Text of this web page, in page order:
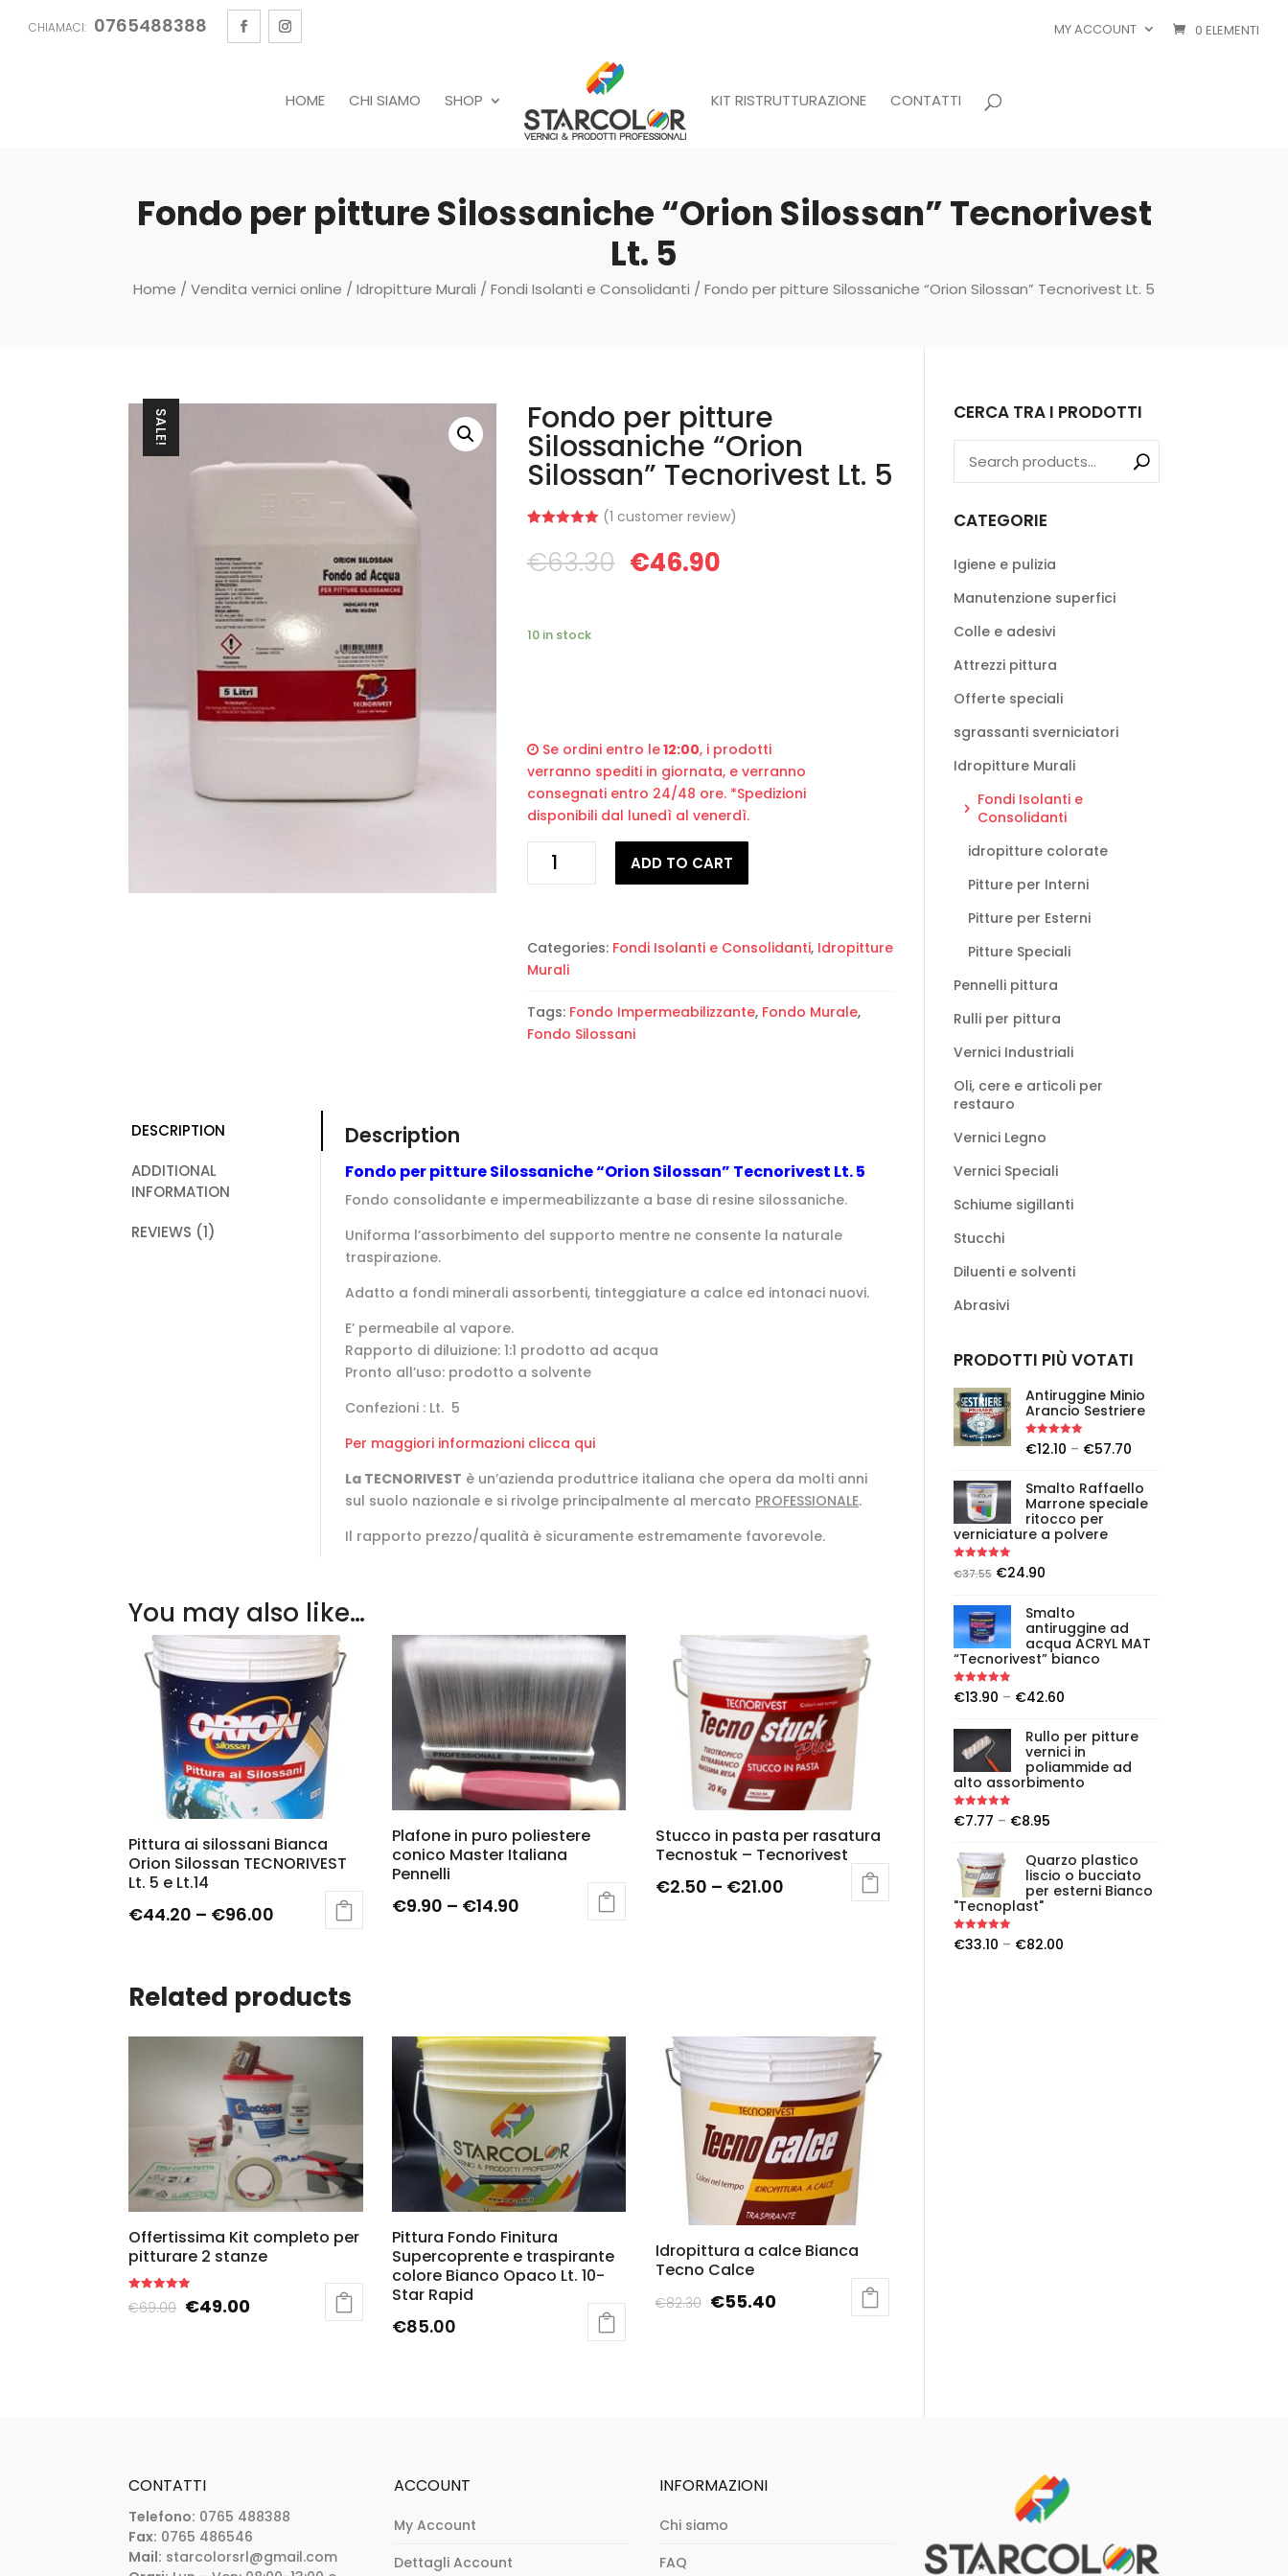
CHIAMACI: 0765488388 MY ACCOUNT 0 ELEMENTI
HOME CHI SIAMO SHOP KIT RISTRUTTURAZIONE CONTATTI
Fondo per pitture Silossaniche “Orion Silossan” Tecnorivest
Lt. 5
Home / Vendita vernici online / Idropitture Murali / Fondi Isolanti e Consolidanti / Fondo per pitture Silossaniche “Orion Silossan” Tecnorivest Lt. 5
SALE! Fondo per pitture
Silossaniche “Orion
Silossan” Tecnorivest Lt. 5
out of 5
based on
(1 customer review)
€63.30 €46.90
10 in stock
Se ordini entro le12:00, i prodotti
verranno spediti in giornata, e verranno
consegnati entro 24/48 ore. *Spedizioni
disponibili dal lunedì al venerdì.
Fondo
"Orion
Silossan"
Lt.
5
ADD TO CART
Categories: Fondi Isolanti e Consolidanti, Idropitture
Murali
Tags: Fondo Impermeabilizzante, Fondo Murale,
Fondo Silossani
DESCRIPTION
ADDITIONAL
INFORMATION
REVIEWS (1)
Description
Fondo per pitture Silossaniche “Orion Silossan” Tecnorivest Lt. 5
Fondo consolidante e impermeabilizzante a base di resi­ne silossaniche.
Uniforma l’assorbimento del supporto mentre ne consente la naturale
traspirazione.
Adatto a fondi mine­rali assorbenti, tinteggiature a calce ed intonaci nuovi.
E’ per­meabile al vapore.
Rapporto di diluizione: 1:1 prodotto ad acqua
Pronto all’uso: prodotto a solvente
Confezioni : Lt. 5
Per maggiori informazioni clicca qui
La TECNORIVEST è un’azienda produttrice italiana che opera da molti anni
sul suolo nazionale e si rivolge principalmente al mercato PROFESSIONALE.
Il rapporto prezzo/qualità è sicuramente estremamente favorevole.
You may also like…
Pittura ai silossani Bianca
Orion Silossan TECNORIVEST
Lt. 5 e Lt.14
€44.20 – €96.00
Plafone in puro poliestere
conico Master Italiana
Pennelli
€9.90 – €14.90
Stucco in pasta per rasatura
Tecnostuk – Tecnorivest
€2.50 – €21.00
Related products
Offertissima Kit completo per
pitturare 2 stanze
Rated
5.00
€69.00 €49.00
Pittura Fondo Finitura
Supercoprente e traspirante
colore Bianco Opaco Lt. 10-
Star Rapid
€85.00
Idropittura a calce Bianca
Tecno Calce
€82.30 €55.40
CERCA TRA I PRODOTTI
CATEGORIE
Igiene e pulizia
Manutenzione superfici
Colle e adesivi
Attrezzi pittura
Offerte speciali
sgrassanti sverniciatori
Idropitture Murali
Fondi Isolanti e
Consolidanti
idropitture colorate
Pitture per Interni
Pitture per Esterni
Pitture Speciali
Pennelli pittura
Rulli per pittura
Vernici Industriali
Oli, cere e articoli per
restauro
Vernici Legno
Vernici Speciali
Schiume sigillanti
Stucchi
Diluenti e solventi
Abrasivi
PRODOTTI PIÙ VOTATI
Antiruggine Minio
Arancio Sestriere
Rated 5.00
out of 5
€12.10 – €57.70
Smalto Raffaello
Marrone speciale
ritocco per
verniciature a polvere
Rated5.00
out of 5
€37.55 €24.90
Smalto
antiruggine ad
acqua ACRYL MAT
“Tecnorivest” bianco
Rated 5.00
out of 5
€13.90 – €42.60
Rullo per pitture
vernici in
poliammide ad
alto assorbimento
Rated5.00
out of 5
€7.77 – €8.95
Quarzo plastico
liscio o bucciato
per esterni Bianco
"Tecnoplast"
Rated5.00
out of 5
€33.10 – €82.00
CONTATTI
Telefono: 0765 488388
Fax: 0765 486546
Mail: starcolorsrl@gmail.com
ACCOUNT
My Account
Dettagli Account
INFORMAZIONI
Chi siamo
FAQ